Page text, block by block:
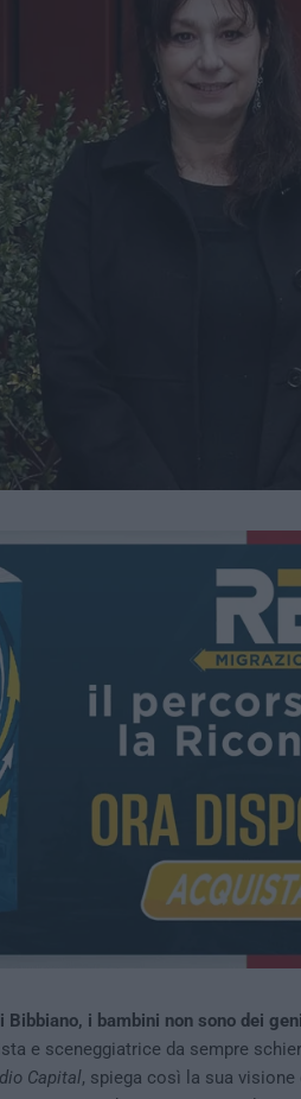
Bibbiano, i bambini non sono dei
e sceneggiatrice da sempre
Capital, spiega così la sua